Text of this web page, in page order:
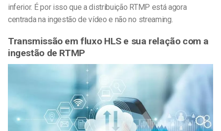
inferior. É por isso que a distribuição RTMP está agora
centrada na ingestão de vídeo e não no streaming.
Transmissão em fluxo HLS e sua relação com a
ingestão de RTMP